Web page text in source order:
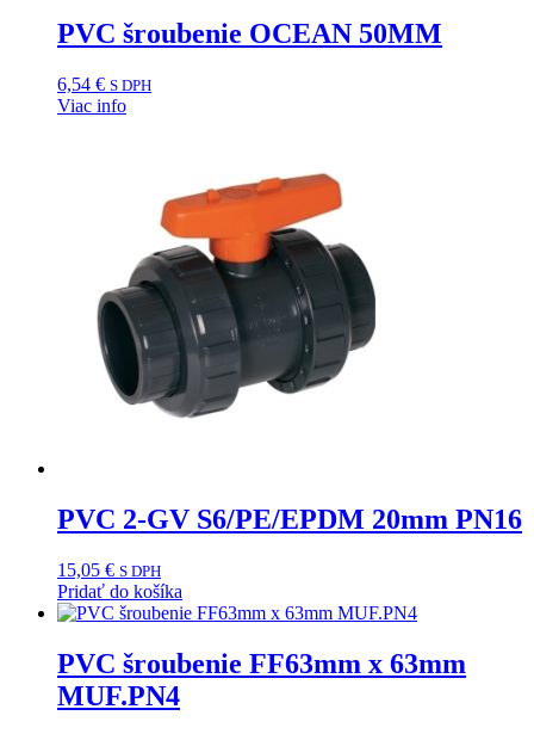
PVC šroubenie OCEAN 50MM
6,54 € S DPH
Viac info
PVC 2-GV S6/PE/EPDM 20mm PN16
15,05 € S DPH
Pridať do košíka
PVC šroubenie FF63mm x 63mm
MUF.PN4